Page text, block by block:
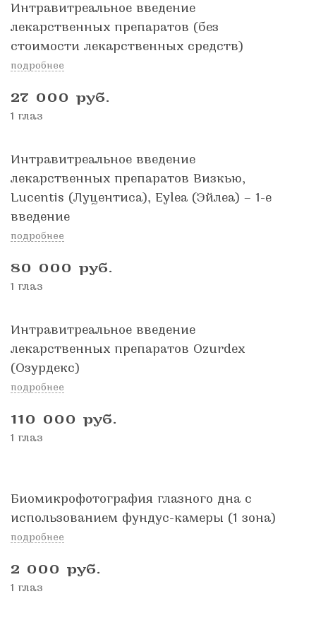
Интравитреальное введение
лекарственных препаратов (без
стоимости лекарственных средств)
подробнее
27 000 руб.
1 глаз
Интравитреальное введение
лекарственных препаратов Визкью,
Lucentis (Луцентиса), Eylea (Эйлеа) – 1-е
введение
подробнее
80 000 руб.
1 глаз
Интравитреальное введение
лекарственных препаратов Ozurdex
(Озурдекс)
подробнее
110 000 руб.
1 глаз
Биомикрофотография глазного дна с
использованием фундус-камеры (1 зона)
подробнее
2 000 руб.
1 глаз